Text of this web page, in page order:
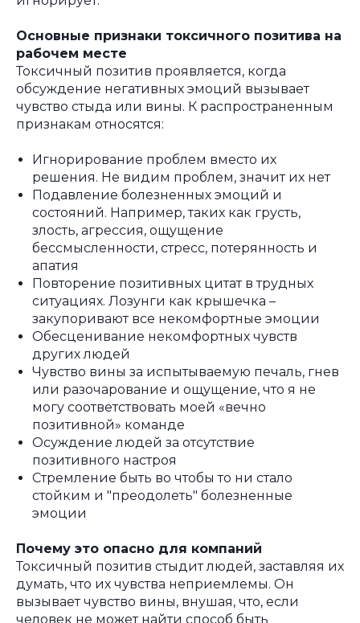
Основные признаки токсичного позитива на
рабочем месте
Токсичный позитив проявляется, когда
обсуждение негативных эмоций вызывает
чувство стыда или вины. К распространенным
признакам относятся:
Игнорирование проблем вместо их
решения. Не видим проблем, значит их нет
Подавление болезненных эмоций и
состояний. Например, таких как грусть,
злость, агрессия, ощущение
бессмысленности, стресс, потерянность и
апатия
Повторение позитивных цитат в трудных
ситуациях. Лозунги как крышечка –
закупоривают все некомфортные эмоции
Обесценивание некомфортных чувств
других людей
Чувство вины за испытываемую печаль, гнев
или разочарование и ощущение, что я не
могу соответствовать моей «вечно
позитивной» команде
Осуждение людей за отсутствие
позитивного настроя
Стремление быть во чтобы то ни стало
стойким и "преодолеть" болезненные
эмоции
Почему это опасно для компаний
Токсичный позитив стыдит людей, заставляя их
думать, что их чувства неприемлемы. Он
вызывает чувство вины, внушая, что, если
человек не может найти способ быть